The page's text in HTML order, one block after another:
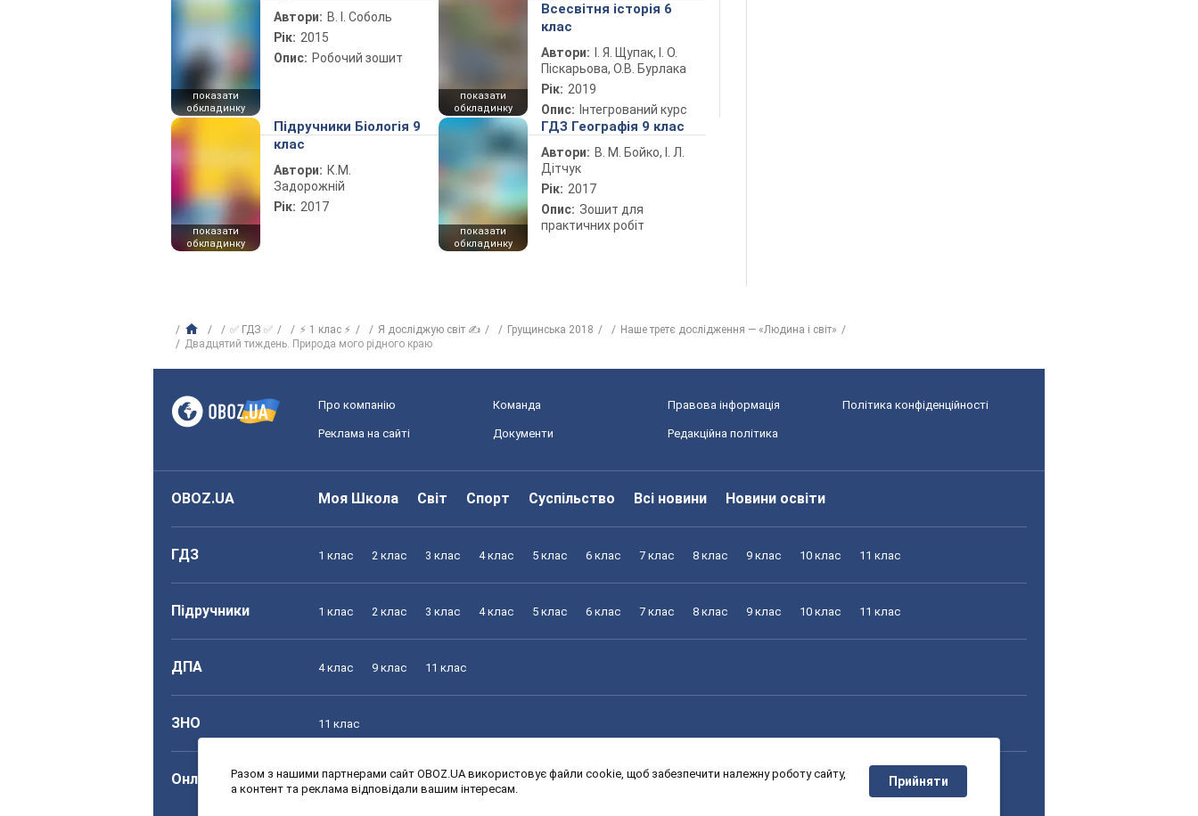
показати
обкладинку
Автори: В. І. Соболь
Рік: 2015
Опис: Робочий зошит
показати
обкладинку
Всесвітня історія 6
клас
Автори:
І. Я. Щупак, І. О.
Піскарьова, О.В. Бурлака
Рік: 2019
Опис: Інтегрований курс
показати
обкладинку
Підручники Біологія 9
клас
Автори: К.М.
Задорожній
Рік: 2017
показати
обкладинку
ГДЗ Географія 9 клас
Автори: В. М. Бойко, І. Л.
Дітчук
Рік: 2017
Опис: Зошит для
практичних робіт
✅ ГДЗ ✅ ⚡ 1 клас ⚡ Я досліджую світ ✍ Грущинська 2018
Наше третє дослідження — «Людина і світ»
Двадцятий тиждень. Природа мого рідного краю
Про компанію Команда Правова інформація Політика конфіденційності
Реклама на сайті Документи Редакційна політика
OBOZ.UA Моя Школа Світ Спорт Суспільство Всі новини Новини освіти
ГДЗ 1 клас 2 клас 3 клас 4 клас 5 клас 6 клас 7 клас 8 клас 9 клас 10 клас 11 клас
Підручники 1 клас 2 клас 3 клас 4 клас 5 клас 6 клас 7 клас 8 клас 9 клас 10 клас 11 клас
ДПА 4 клас 9 клас 11 клас
ЗНО 11 клас
Онлайн уроки 1 клас 2 клас 3 клас 4 клас 5 клас 6 клас 7 клас 8 клас 9 клас 10 клас 11 клас
Разом з нашими партнерами сайт OBOZ.UA використовує файли cookie, щоб забезпечити належну роботу сайту,
а контент та реклама відповідали вашим інтересам.
Прийняти